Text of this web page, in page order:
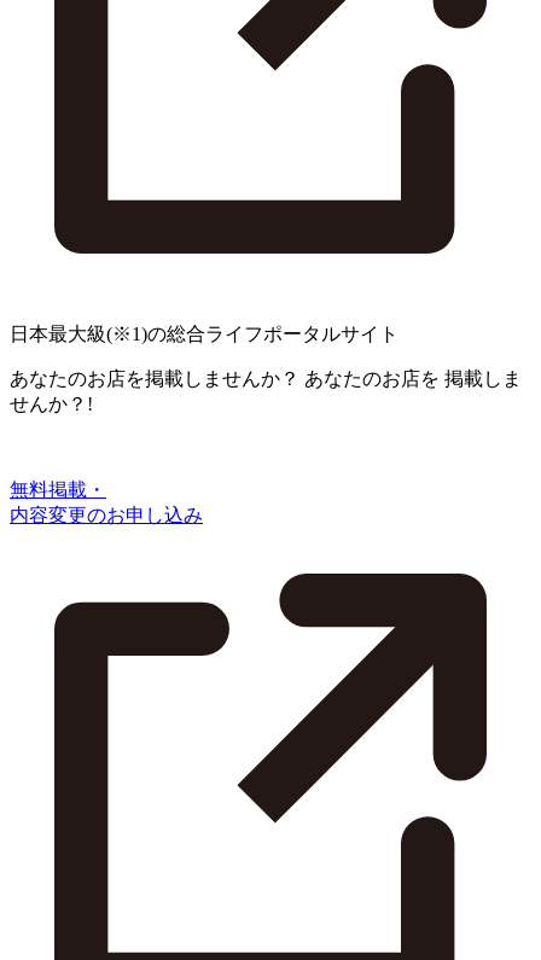
日本最大級(※1)の総合ライフポータルサイト
あなたのお店を掲載しませんか？ あなたのお店を 掲載しま
せんか？!
無料掲載・
内容変更のお申し込み